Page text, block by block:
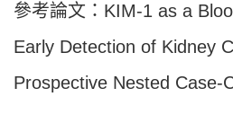
參考論文：KIM-1 as a
Early Detection of Kidney
Prospective Nested Case-